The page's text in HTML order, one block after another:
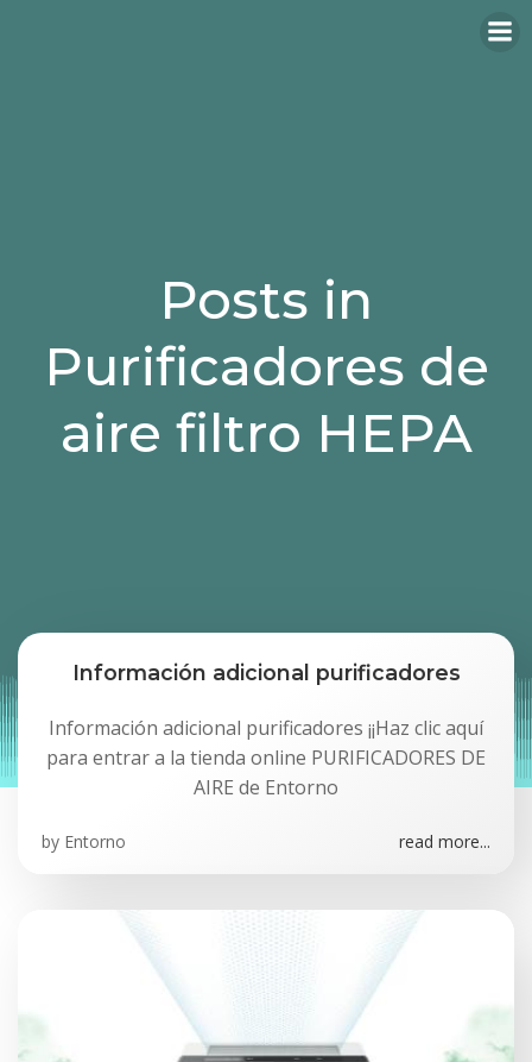
Posts in
Purificadores de
aire filtro HEPA
Información adicional purificadores
Información adicional purificadores ¡¡Haz clic aquí
para entrar a la tienda online PURIFICADORES DE
AIRE de Entorno
by Entorno read more...